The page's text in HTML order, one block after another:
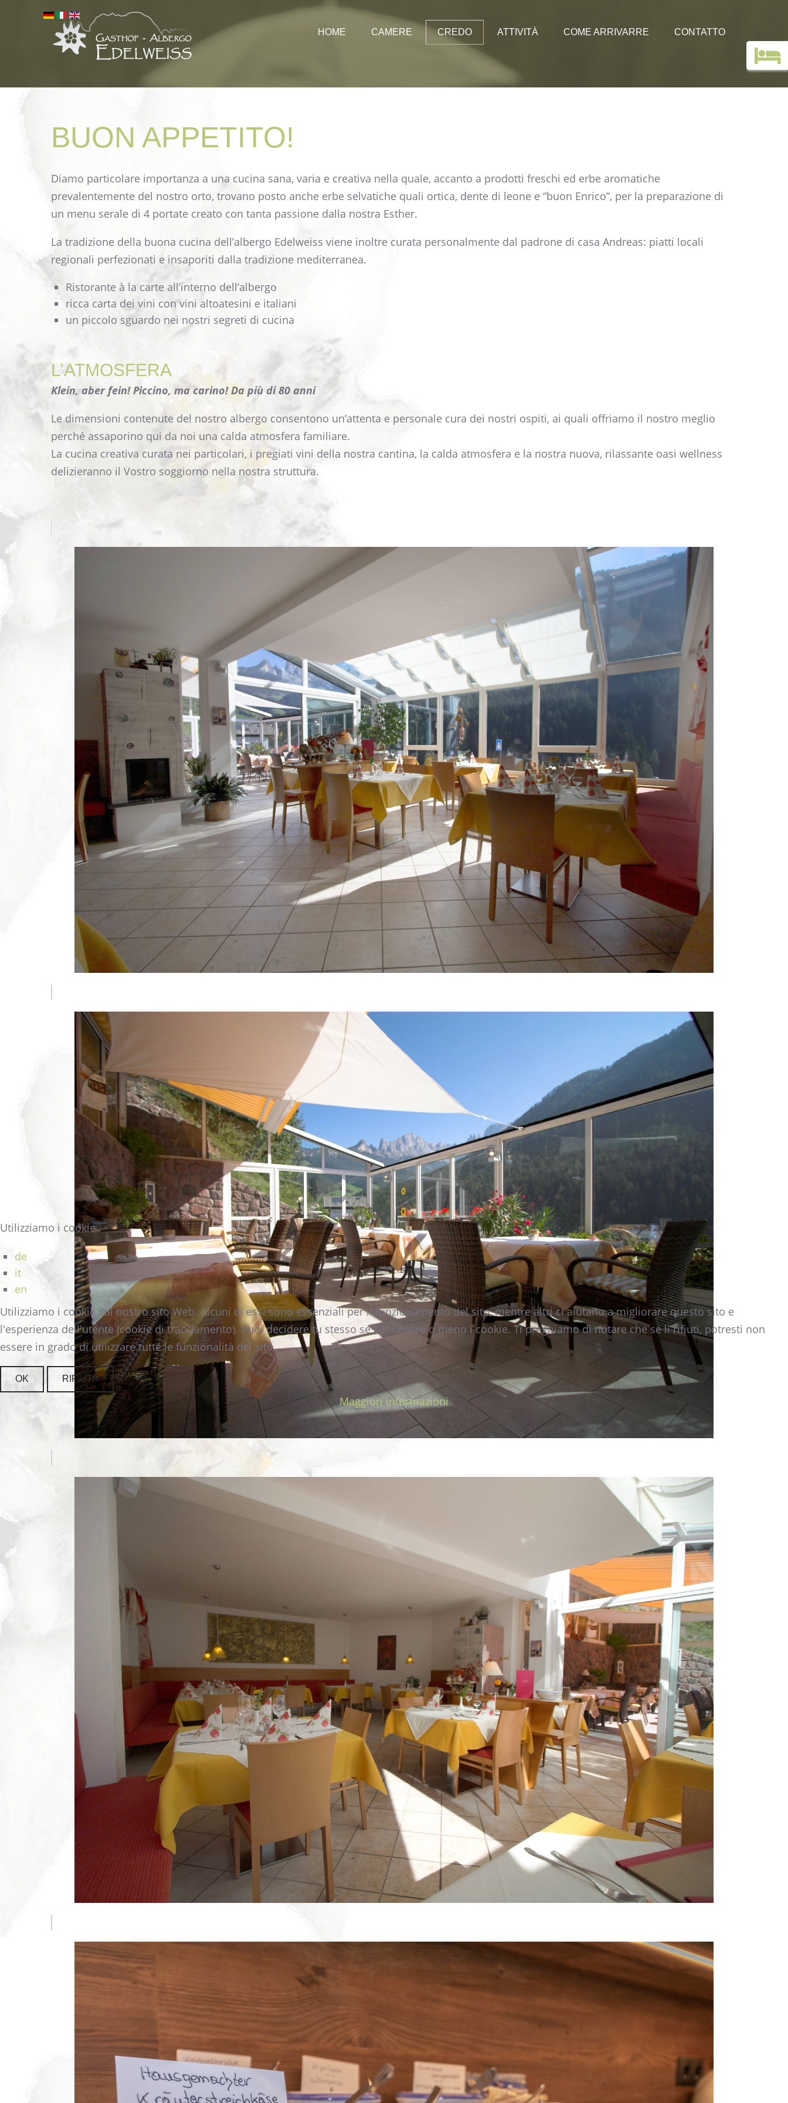
HOME CAMERE CREDO ATTIVITÀ COME ARRIVARRE CONTATTO
BUON APPETITO!
Diamo particolare importanza a una cucina sana, varia e creativa nella quale, accanto a prodotti freschi ed erbe aromatiche
prevalentemente del nostro orto, trovano posto anche erbe selvatiche quali ortica, dente di leone e “buon Enrico”, per la preparazione di
un menu serale di 4 portate creato con tanta passione dalla nostra Esther.
La tradizione della buona cucina dell’albergo Edelweiss viene inoltre curata personalmente dal padrone di casa Andreas: piatti locali
regionali perfezionati e insaporiti dalla tradizione mediterranea.
Ristorante à la carte all’interno dell’albergo
ricca carta dei vini con vini altoatesini e italiani
un piccolo sguardo nei nostri segreti di cucina
L’ATMOSFERA
Klein, aber fein! Piccino, ma carino! Da più di 80 anni
Le dimensioni contenute del nostro albergo consentono un’attenta e personale cura dei nostri ospiti, ai quali offriamo il nostro meglio
perché assaporino qui da noi una calda atmosfera familiare.
La cucina creativa curata nei particolari, i pregiati vini della nostra cantina, la calda atmosfera e la nostra nuova, rilassante oasi wellness
delizieranno il Vostro soggiorno nella nostra struttura.
Utilizziamo i cookie
de
it
en
Utilizziamo i cookie sul nostro sito Web. Alcuni di essi sono essenziali per il funzionamento del sito, mentre altri ci aiutano a migliorare questo sito e
l'esperienza dell'utente (cookie di tracciamento). Puoi decidere tu stesso se consentire o meno i cookie. Ti preghiamo di notare che se li rifiuti, potresti non
essere in grado di utilizzare tutte le funzionalità del sito.
OK RIFIUTA
Maggiori informazioni